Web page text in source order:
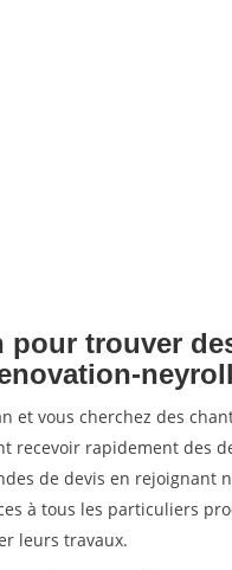
pour trouver
et vous cherchez des
recevoir rapidement des
de devis en rejoignant
à tous les particuliers
leurs travaux.